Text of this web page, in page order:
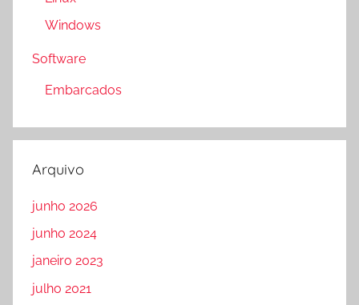
Windows
Software
Embarcados
Arquivo
junho 2026
junho 2024
janeiro 2023
julho 2021